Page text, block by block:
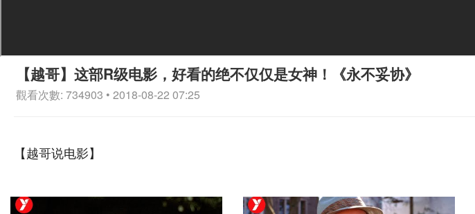
【越哥】这部R级电影，好看的绝不仅仅是女神！《永不妥协》
觀看次數: 734903 • 2018-08-22 07:25
【越哥说电影】